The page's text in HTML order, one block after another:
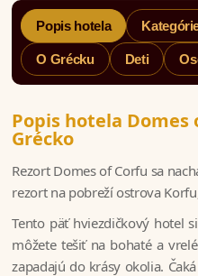
Popis hotela
O Grécku Deti
Popis hotela
Grécko
Rezort Domes of Corfu sa
rezort na pobreží ostrova
Tento päť hviezdičkový hotel
môžete tešiť na bohaté a
zapadajú do krásy okolia.